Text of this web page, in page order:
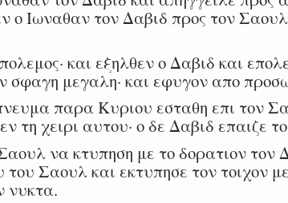
ο Ιωναθαν τον Δαβιδ προς τον
και εξηλθεν ο Δαβιδ και
σφαγη μεγαλη· και εφυγον απο
παρα Κυριου εσταθη επι τον
τη χειρι αυτου· ο δε Δαβιδ επαιζε
να κτυπηση με το δορατιον τον
Σαουλ και εκτυπησε τον τοιχον
νυκτα.